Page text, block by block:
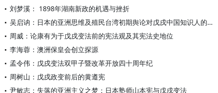
刘梦溪： 1898年湖南新政的机遇与挫折
吴启讷：日本的亚洲思维及殖民台湾初期舆论对戊戌中国知识人的影
周威：论康有为于戊戌变法前的宪法观及其宪法史地位
李海蓉：澳洲保皇会创立探源
孟令伟：戊戌变法双甲子暨改革开放四十周年纪
周树山：戊戌政变前后的黄遵宪
尹敏志：失落的亚洲主义之梦：日本塾师山本宪与戊戌变法